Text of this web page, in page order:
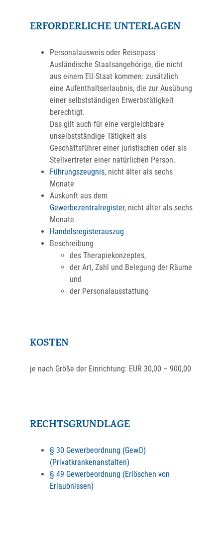
ERFORDERLICHE UNTERLAGEN
Personalausweis oder Reisepass
Ausländische Staatsangehörige, die nicht
aus einem EU-Staat kommen: zusätzlich
eine Aufenthaltserlaubnis, die zur Ausübung
einer selbstständigen Erwerbstätigkeit
berechtigt.
Das gilt auch für eine vergleichbare
unselbstständige Tätigkeit als
Geschäftsführer einer juristischen oder als
Stellvertreter einer natürlichen Person.
Führungszeugnis, nicht älter als sechs
Monate
Auskunft aus dem
Gewerbezentralregister, nicht älter als sechs
Monate
Handelsregisterauszug
Beschreibung
des Therapiekonzeptes,
der Art, Zahl und Belegung der Räume
und
der Personalausstattung
KOSTEN
je nach Größe der Einrichtung: EUR 30,00 – 900,00
RECHTSGRUNDLAGE
§ 30 Gewerbeordnung (GewO)
(Privatkrankenanstalten)
§ 49 Gewerbeordnung (Erlöschen von
Erlaubnissen)